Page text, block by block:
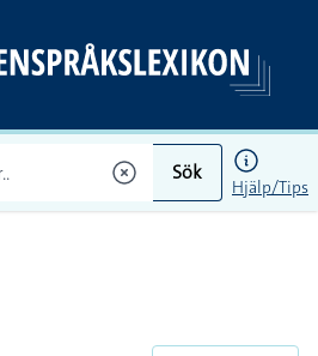
Sök
Hjälp/Tips